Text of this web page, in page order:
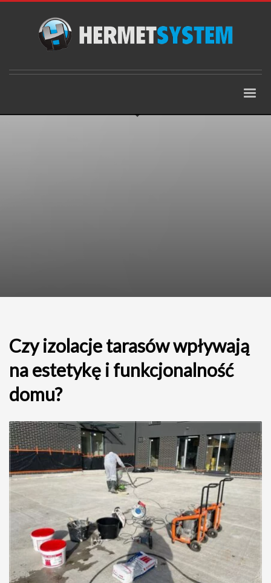
Czy izolacje tarasów wpływają
na estetykę i funkcjonalność
domu?